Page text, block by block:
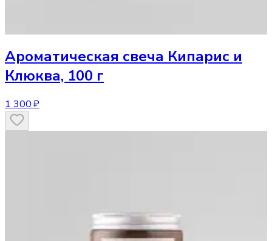
Ароматическая свеча Кипарис и
Клюква, 100 г
1 300 ₽